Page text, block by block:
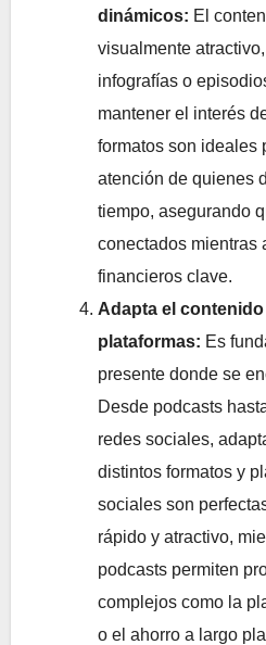
dinámicos: El
visualmente
infografías o
mantener el interés
formatos son ideales
atención de quienes
tiempo, asegurando
conectados mientras
financieros clave.
Adapta el
plataformas: Es
presente donde se
Desde podcasts
redes sociales,
distintos formatos y
sociales son
rápido y atractivo,
podcasts permiten
complejos como la
o el ahorro a largo